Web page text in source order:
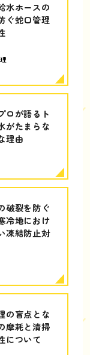
水ホースの
ぐ蛇口管理
ロが語るト
がたまらな
理由
破裂を防ぐ
冷地におけ
凍結防止対
の盲点とな
摩耗と清掃
について